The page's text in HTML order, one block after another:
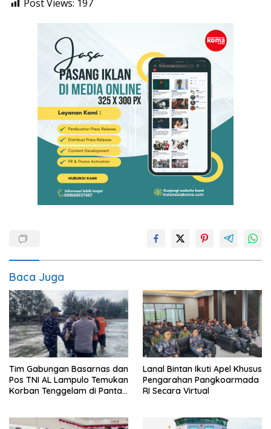
Post Views: 197
Baca Juga
Tim Gabungan Basarnas dan
Pos TNI AL Lampulo Temukan
Korban Tenggelam di Pantai
Lanal Bintan Ikuti Apel Khusus
Pengarahan Pangkoarmada
RI Secara Virtual